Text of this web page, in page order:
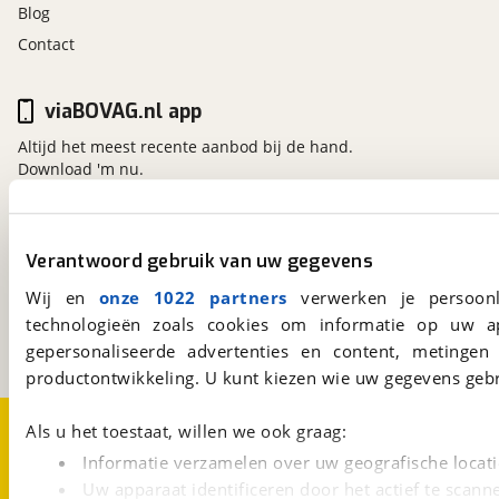
Verantwoord gebruik van uw gegevens
Wij en onze 1022 partners verwerken je
technologieën zoals cookies om informatie op
gepersonaliseerde advertenties en content,
productontwikkeling. U kunt kiezen wie uw gegevens
Als u het toestaat, willen we ook graag:
Informatie verzamelen over uw geografische
Uw apparaat identificeren door het actief te
Blog
Contact
viaBOVAG.nl
3981 AJ
Bunnik
Een initiatief van
BOVAG
viaBOVAG.nl app
Altijd het meest recente aanbod bij de hand.
Download 'm nu.
Over viaBOVAG.nl
Disclaimer- en Privacyverklaring
CookievoorkeurenVacatures